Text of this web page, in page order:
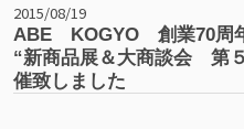
2015/08/19
ABE KOGYO 創業70周
“新商品展＆大商談会 第
催致しました